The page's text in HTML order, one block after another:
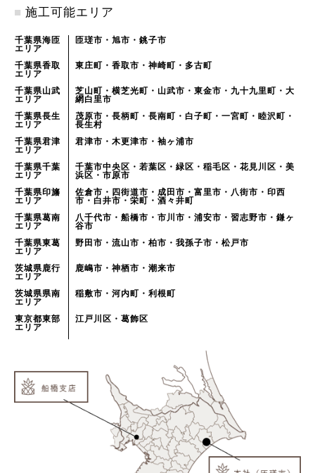
■ 施工可能エリア
千葉県海匝
エリア
匝瑳市・旭市・銚子市
千葉県香取
エリア
東庄町・香取市・神崎町・多古町
千葉県山武
エリア
芝山町・横芝光町・山武市・東金市・九十九里町・大
網白里市
千葉県長生
エリア
茂原市・長柄町・長南町・白子町・一宮町・睦沢町・
長生村
千葉県君津
エリア
君津市・木更津市・袖ヶ浦市
千葉県千葉
エリア
千葉市中央区・若葉区・緑区・稲毛区・花見川区・美
浜区・市原市
千葉県印旛
エリア
佐倉市・四街道市・成田市・富里市・八街市・印西
市・白井市・栄町・酒々井町
千葉県葛南
エリア
八千代市・船橋市・市川市・浦安市・習志野市・鎌ヶ
谷市
千葉県東葛
エリア
野田市・流山市・柏市・我孫子市・松戸市
茨城県鹿行
エリア
鹿嶋市・神栖市・潮来市
茨城県県南
エリア
稲敷市・河内町・利根町
東京都東部
エリア
江戸川区・葛飾区